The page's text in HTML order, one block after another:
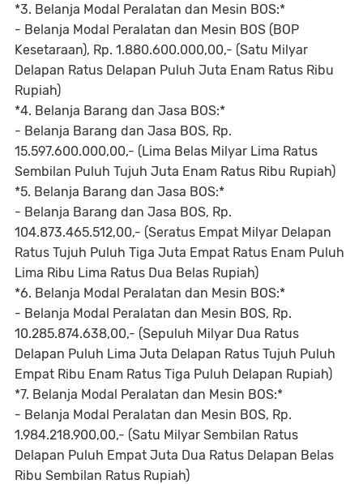
*3. Belanja Modal Peralatan dan Mesin BOS:*
- Belanja Modal Peralatan dan Mesin BOS (BOP
Kesetaraan), Rp. 1.880.600.000,00,- (Satu Milyar
Delapan Ratus Delapan Puluh Juta Enam Ratus Ribu
Rupiah)
*4. Belanja Barang dan Jasa BOS:*
- Belanja Barang dan Jasa BOS, Rp.
15.597.600.000,00,- (Lima Belas Milyar Lima Ratus
Sembilan Puluh Tujuh Juta Enam Ratus Ribu Rupiah)
*5. Belanja Barang dan Jasa BOS:*
- Belanja Barang dan Jasa BOS, Rp.
104.873.465.512,00,- (Seratus Empat Milyar Delapan
Ratus Tujuh Puluh Tiga Juta Empat Ratus Enam Puluh
Lima Ribu Lima Ratus Dua Belas Rupiah)
*6. Belanja Modal Peralatan dan Mesin BOS:*
- Belanja Modal Peralatan dan Mesin BOS, Rp.
10.285.874.638,00,- (Sepuluh Milyar Dua Ratus
Delapan Puluh Lima Juta Delapan Ratus Tujuh Puluh
Empat Ribu Enam Ratus Tiga Puluh Delapan Rupiah)
*7. Belanja Modal Peralatan dan Mesin BOS:*
- Belanja Modal Peralatan dan Mesin BOS, Rp.
1.984.218.900,00,- (Satu Milyar Sembilan Ratus
Delapan Puluh Empat Juta Dua Ratus Delapan Belas
Ribu Sembilan Ratus Rupiah)